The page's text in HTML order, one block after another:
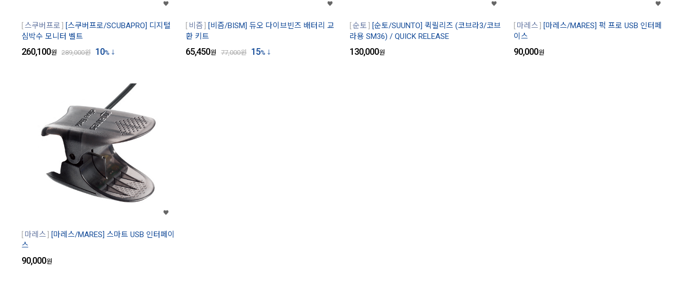
스쿠버프로
[스쿠버프로/SCUBAPRO] 디지털
심박수 모니터 벨트
260,100원 289,000원 10%
비즘
[비즘/BISM] 듀오 다이브빈즈 배터리 교
환 키트
65,450원 77,000원 15%
순토
[순토/SUUNTO] 퀵릴리즈 (코브라3/코브
라용 SM36) / QUICK RELEASE
130,000원
마레스
[마레스/MARES] 퍽 프로 USB 인터페
이스
90,000원
마레스
[마레스/MARES] 스마트 USB 인터페이
스
90,000원